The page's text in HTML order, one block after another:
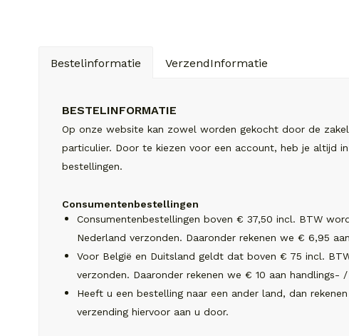
Bestelinformatie VerzendInformatie
BESTELINFORMATIE
Op onze website kan zowel worden gekocht door de
particulier. Door te kiezen voor een account, heb je altijd
bestellingen.
Consumentenbestellingen
Consumentenbestellingen boven € 37,50 incl. BTW
Nederland verzonden. Daaronder rekenen we € 6,95
Voor België en Duitsland geldt dat boven € 75 incl.
verzonden. Daaronder rekenen we € 10 aan handlings-
Heeft u een bestelling naar een ander land, dan
verzending hiervoor aan u door.